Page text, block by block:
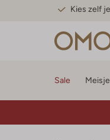
Kies zelf
Sale